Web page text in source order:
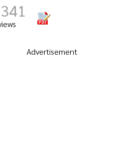
Advertisement